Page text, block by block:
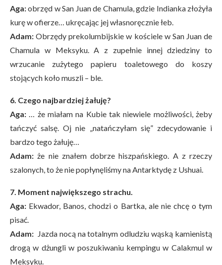
Aga:obrzęd w San Juan de Chamula, gdzie Indianka złożyła
kurę w ofierze… ukręcając jej własnoręcznie łeb.
Adam: Obrzędy prekolumbijskie w kościele w San Juan de
Chamula w Meksyku. A z zupełnie innej dziedziny to
wrzucanie zużytego papieru toaletowego do koszy
stojących koło muszli – ble.
6. Czego najbardziej żałuję?
Aga: … że miałam na Kubie tak niewiele możliwości, żeby
tańczyć salsę. Oj nie „natańczyłam się” zdecydowanie i
bardzo tego żałuję…
Adam: że nie znałem dobrze hiszpańskiego. A z rzeczy
szalonych, to że nie popłynęliśmy na Antarktydę z Ushuai.
7. Moment największego strachu.
Aga: Ekwador, Banos, chodzi o Bartka, ale nie chcę o tym
pisać.
Adam: Jazda nocą na totalnym odludziu wąską kamienistą
drogą w dżungli w poszukiwaniu kempingu w Calakmul w
Meksyku.